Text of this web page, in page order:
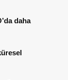
daha